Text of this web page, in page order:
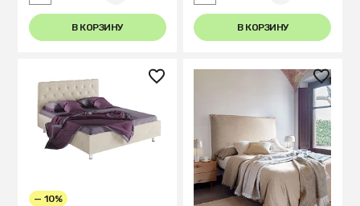
В КОРЗИНУ В КОРЗИНУ
— 10%